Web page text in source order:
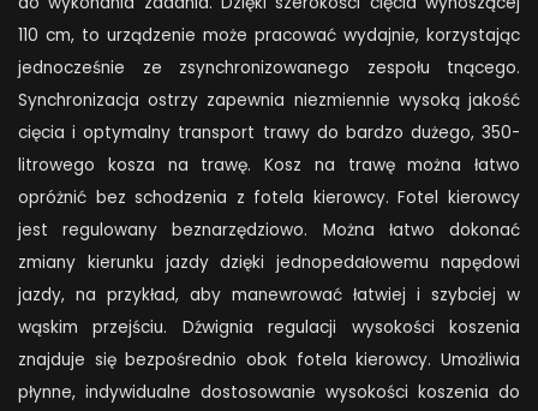
110 cm, to urządzenie może pracować wydajnie, korzystając
jednocześnie ze zsynchronizowanego zespołu tnącego.
Synchronizacja ostrzy zapewnia niezmiennie wysoką jakość
cięcia i optymalny transport trawy do bardzo dużego, 350-
litrowego kosza na trawę. Kosz na trawę można łatwo
opróżnić bez schodzenia z fotela kierowcy. Fotel kierowcy
jest regulowany beznarzędziowo. Można łatwo dokonać
zmiany kierunku jazdy dzięki jednopedałowemu napędowi
jazdy, na przykład, aby manewrować łatwiej i szybciej w
wąskim przejściu. Dźwignia regulacji wysokości koszenia
znajduje się bezpośrednio obok fotela kierowcy. Umożliwia
płynne, indywidualne dostosowanie wysokości koszenia do